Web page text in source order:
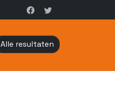
Alle resultaten